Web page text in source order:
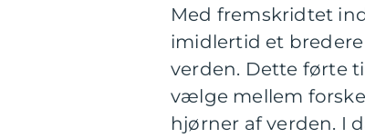
Med fremskridtet
imidlertid et
verden. Dette førte
vælge mellem
hjørner af verden. I